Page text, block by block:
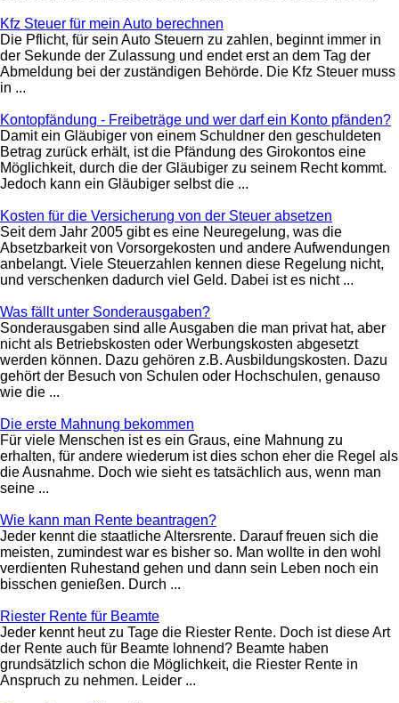
Kfz Steuer für mein Auto berechnen
Die Pflicht, für sein Auto Steuern zu zahlen, beginnt immer in
der Sekunde der Zulassung und endet erst an dem Tag der
Abmeldung bei der zuständigen Behörde. Die Kfz Steuer muss
in ...
Kontopfändung - Freibeträge und wer darf ein Konto pfänden?
Damit ein Gläubiger von einem Schuldner den geschuldeten
Betrag zurück erhält, ist die Pfändung des Girokontos eine
Möglichkeit, durch die der Gläubiger zu seinem Recht kommt.
Jedoch kann ein Gläubiger selbst die ...
Kosten für die Versicherung von der Steuer absetzen
Seit dem Jahr 2005 gibt es eine Neuregelung, was die
Absetzbarkeit von Vorsorgekosten und andere Aufwendungen
anbelangt. Viele Steuerzahlen kennen diese Regelung nicht,
und verschenken dadurch viel Geld. Dabei ist es nicht ...
Was fällt unter Sonderausgaben?
Sonderausgaben sind alle Ausgaben die man privat hat, aber
nicht als Betriebskosten oder Werbungskosten abgesetzt
werden können. Dazu gehören z.B. Ausbildungskosten. Dazu
gehört der Besuch von Schulen oder Hochschulen, genauso
wie die ...
Die erste Mahnung bekommen
Für viele Menschen ist es ein Graus, eine Mahnung zu
erhalten, für andere wiederum ist dies schon eher die Regel als
die Ausnahme. Doch wie sieht es tatsächlich aus, wenn man
seine ...
Wie kann man Rente beantragen?
Jeder kennt die staatliche Altersrente. Darauf freuen sich die
meisten, zumindest war es bisher so. Man wollte in den wohl
verdienten Ruhestand gehen und dann sein Leben noch ein
bisschen genießen. Durch ...
Riester Rente für Beamte
Jeder kennt heut zu Tage die Riester Rente. Doch ist diese Art
der Rente auch für Beamte lohnend? Beamte haben
grundsätzlich schon die Möglichkeit, die Riester Rente in
Anspruch zu nehmen. Leider ...